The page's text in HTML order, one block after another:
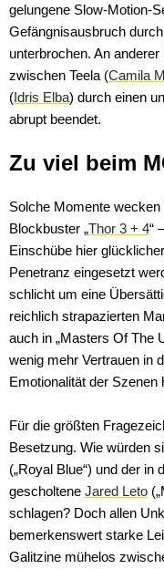
gelungene Slow-Motion-
Gefängnisausbruch
unterbrochen. An
zwischen Teela (Camila
(Idris Elba) durch einen
abrupt beendet.
Zu viel beim
Solche Momente
Blockbuster „Thor 3 + 4“
Einschübe hier
Penetranz eingesetzt
schlicht um eine
reichlich strapazierten
auch in „Masters Of The
wenig mehr Vertrauen in
Emotionalität der Szenen
Für die größten
Besetzung. Wie würden
(„Royal Blue“) und der in
gescholtene Jared Leto
schlagen? Doch allen
bemerkenswert starke
Galitzine mühelos